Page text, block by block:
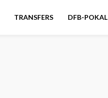
TRANSFERS DFB-POKAL